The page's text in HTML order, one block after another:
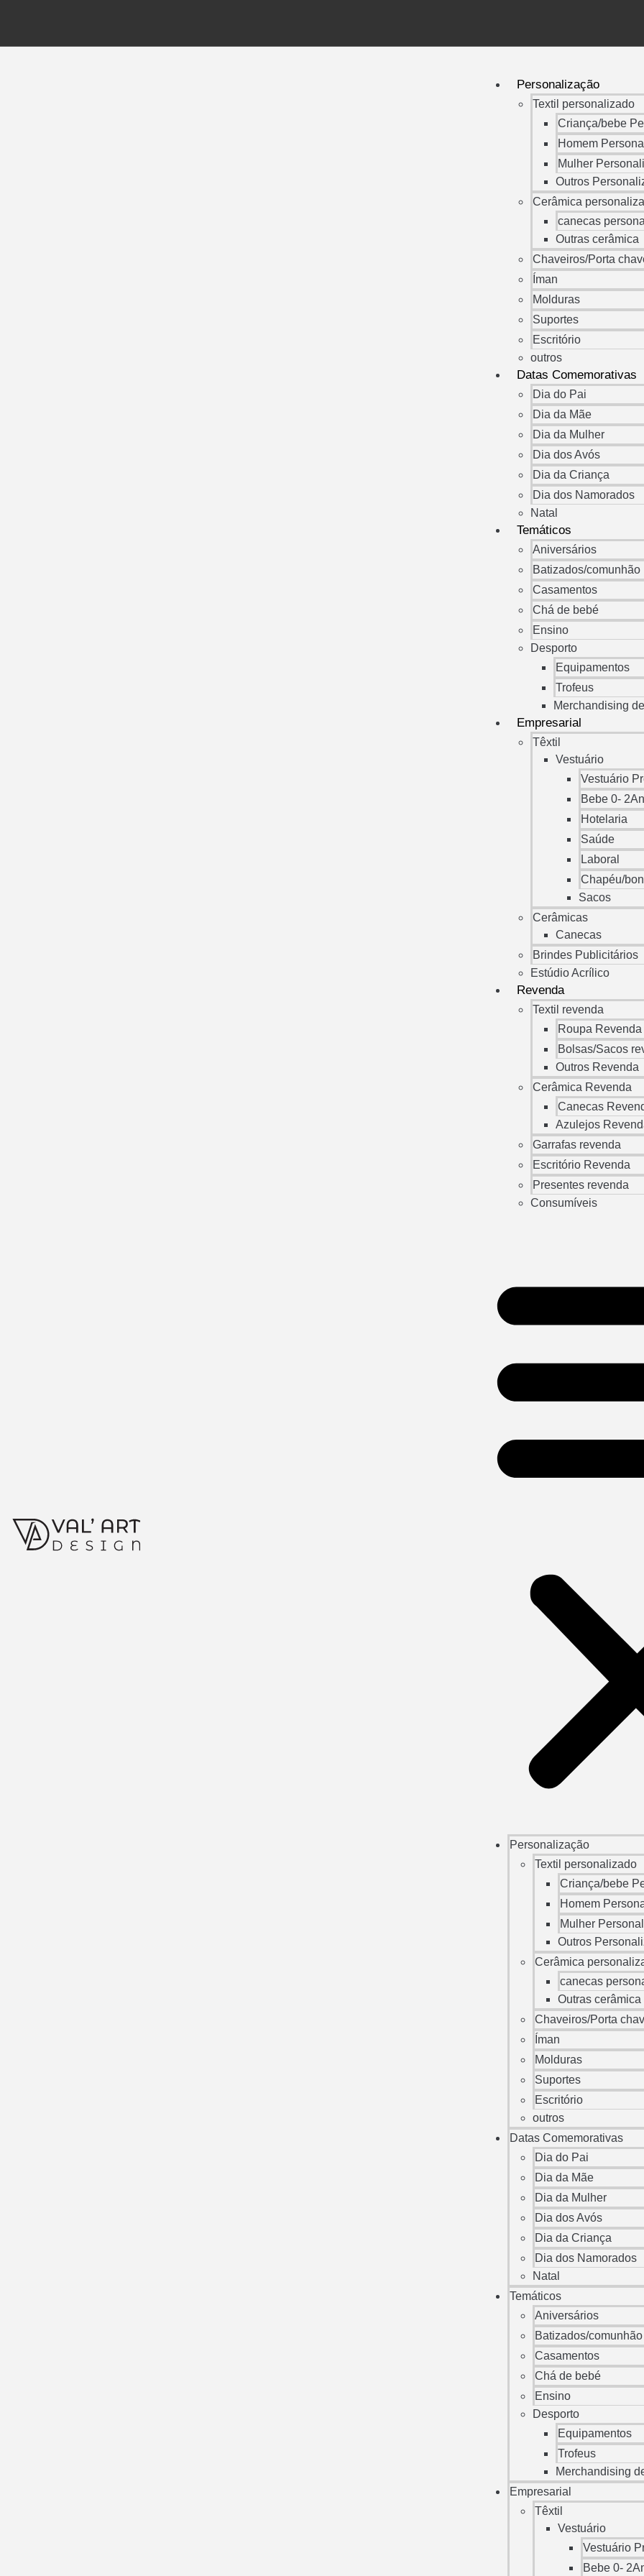
Personalização
Textil personalizado
Criança/bebe
Homem
Mulher
Outros
Cerâmica
canecas
Outras cerâmica
Chaveiros/Porta
Íman
Molduras
Suportes
Escritório
outros
Datas Comemorativas
Dia do Pai
Dia da Mãe
Dia da Mulher
Dia dos Avós
Dia da Criança
Dia dos Namorados
Natal
Temáticos
Aniversários
Batizados/comunhão
Casamentos
Chá de bebé
Ensino
Desporto
Equipamentos
Trofeus
Merchandising
Empresarial
Têxtil
Vestuário
Vestuário
Bebe 0-
Hotelaria
Saúde
Laboral
Chapéu/
Sacos
Cerâmicas
Canecas
Brindes Publicitários
Estúdio Acrílico
Revenda
Textil revenda
Roupa Revenda
Bolsas/Sacos
Outros Revenda
Cerâmica Revenda
Canecas
Azulejos
Garrafas revenda
Escritório Revenda
Presentes revenda
Consumíveis
Personalização
Textil personalizado
Criança/bebe
Homem
Mulher
Outros
Cerâmica
canecas
Outras cerâmica
Chaveiros/Porta
Íman
Molduras
Suportes
Escritório
outros
Datas Comemorativas
Dia do Pai
Dia da Mãe
Dia da Mulher
Dia dos Avós
Dia da Criança
Dia dos Namorados
Natal
Temáticos
Aniversários
Batizados/comunhão
Casamentos
Chá de bebé
Ensino
Desporto
Equipamentos
Trofeus
Merchandising
Empresarial
Têxtil
Vestuário
Vestuário
Bebe 0-